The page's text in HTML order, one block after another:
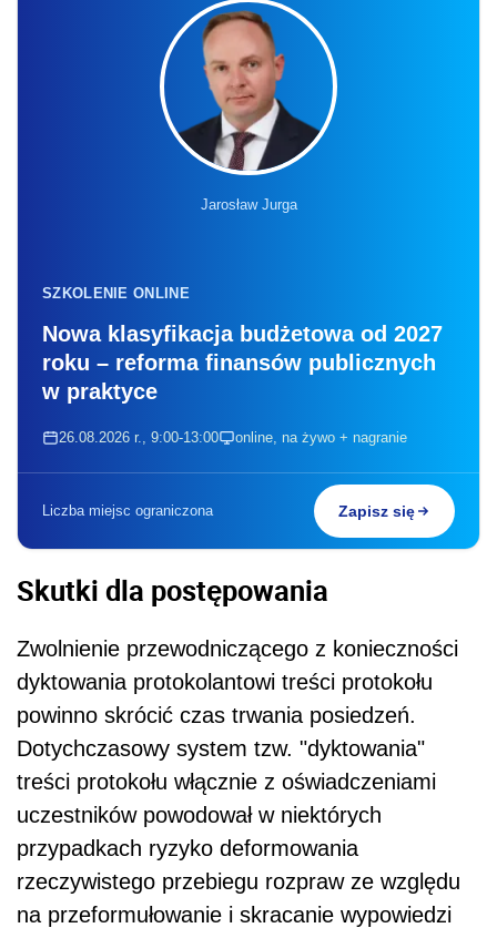
Jarosław Jurga
SZKOLENIE ONLINE
Nowa klasyfikacja budżetowa od 2027
roku – reforma finansów publicznych
w praktyce
26.08.2026 r., 9:00-13:00 online, na żywo + nagranie
Liczba miejsc ograniczona Zapisz się
Skutki dla postępowania
Zwolnienie przewodniczącego z konieczności
dyktowania protokolantowi treści protokołu
powinno skrócić czas trwania posiedzeń.
Dotychczasowy system tzw. "dyktowania"
treści protokołu włącznie z oświadczeniami
uczestników powodował w niektórych
przypadkach ryzyko deformowania
rzeczywistego przebiegu rozpraw ze względu
na przeformułowanie i skracanie wypowiedzi